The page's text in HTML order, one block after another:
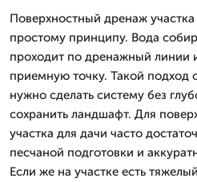
Поверхностный дренаж участка
простому принципу. Вода
проходит по дренажный линии
приемную точку. Такой подход
нужно сделать систему без
сохранить ландшафт. Для
участка для дачи часто
песчаной подготовки и
Если же на участке есть